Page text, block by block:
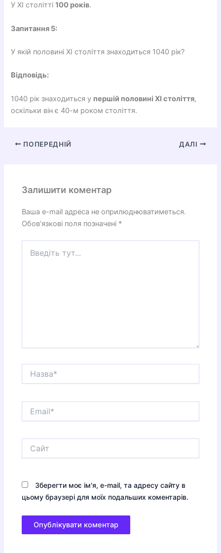
У XI столітті100 років.
Запитання 5:
У якій половині XI століття знаходиться 1040 рік?
Відповідь:
1040 рік знаходиться у першій половині XI століття,
оскільки він є 40-м роком століття.
ПОПЕРЕДНІЙ ДАЛІ
Залишити коментар
Ваша e-mail адреса не оприлюднюватиметься.
Обов’язкові поля позначені *
тут...
Зберегти моє ім'я, e-mail, та адресу сайту в
цьому браузері для моїх подальших коментарів.